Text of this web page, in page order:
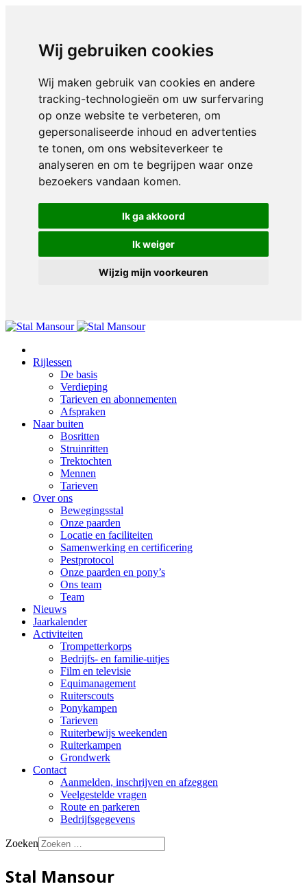
Wij gebruiken cookies
Wij maken gebruik van cookies en andere
tracking-technologieën om uw surfervaring
op onze website te verbeteren, om
gepersonaliseerde inhoud en advertenties
te tonen, om ons websiteverkeer te
analyseren en om te begrijpen waar onze
bezoekers vandaan komen.
Ik ga akkoord
Ik weiger
Wijzig mijn voorkeuren
Rijlessen
De basis
Verdieping
Tarieven en abonnementen
Afspraken
Naar buiten
Bosritten
Struinritten
Trektochten
Mennen
Tarieven
Over ons
Bewegingsstal
Onze paarden
Locatie en faciliteiten
Samenwerking en certificering
Pestprotocol
Onze paarden en pony’s
Ons team
Team
Nieuws
Jaarkalender
Activiteiten
Trompetterkorps
Bedrijfs- en familie-uitjes
Film en televisie
Equimanagement
Ruiterscouts
Ponykampen
Tarieven
Ruiterbewijs weekenden
Ruiterkampen
Grondwerk
Contact
Aanmelden, inschrijven en afzeggen
Veelgestelde vragen
Route en parkeren
Bedrijfsgegevens
Zoeken
Stal Mansour